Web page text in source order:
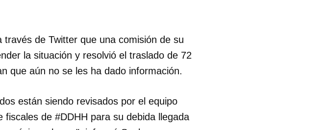
de Twitter que una comisión de su
la situación y resolvió el traslado de 72
que aún no se les ha dado información.
están siendo revisados por el equipo
de #DDHH para su debida llegada